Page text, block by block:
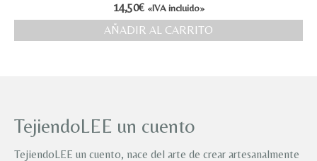
14,50€ «IVA incluido»
AÑADIR AL CARRITO
TejiendoLEE un cuento
TejiendoLEE un cuento, nace del arte de crear artesanalmente